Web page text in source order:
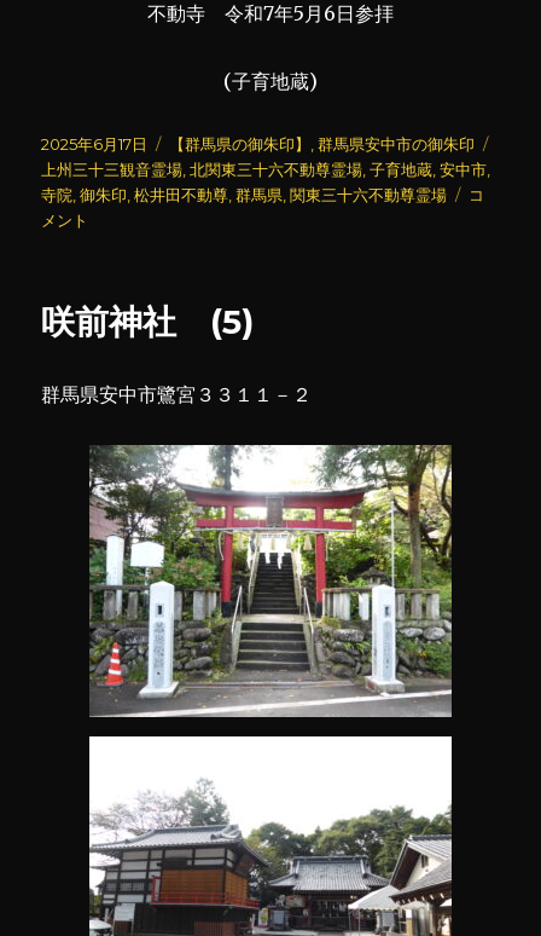
不動寺 令和7年5月6日参拝
(子育地蔵)
投
稿
日:
2025年6月17日
カ
テ
ゴ
【群馬県の御朱印】 ,群馬県安中市の御朱印
上州三十三観音霊場 ,北関東三十六不動尊霊場 ,子育地蔵 ,安中市
寺院 ,御朱印 ,松井田不動尊 ,群馬県 ,関東三十六不動尊霊場
不
コ
メント
咲前神社 (5)
群馬県安中市鷺宮３３１１－２